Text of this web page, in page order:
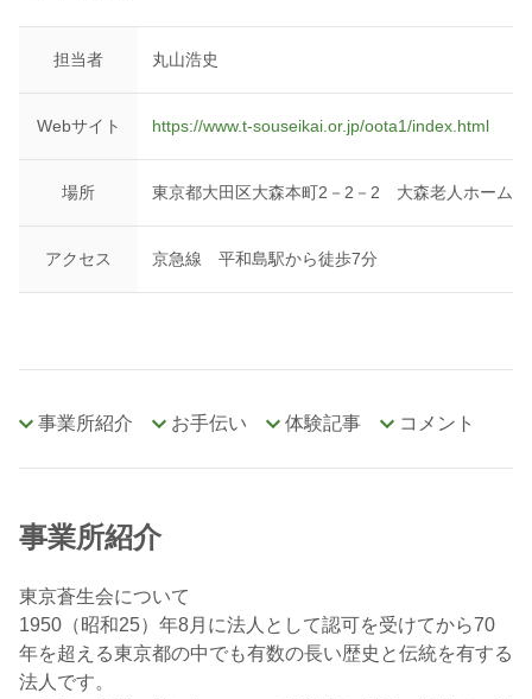
担当者 丸山浩史
Webサイト https://www.t-souseikai.or.jp/oota1/index.html
場所 東京都大田区大森本町2－2－2 大森老人ホーム
アクセス 京急線 平和島駅から徒歩7分
事業所紹介 お手伝い 体験記事 コメント
事業所紹介
東京蒼生会について
1950（昭和25）年8月に法人として認可を受けてから70
年を超える東京都の中でも有数の長い歴史と伝統を有する
法人です。